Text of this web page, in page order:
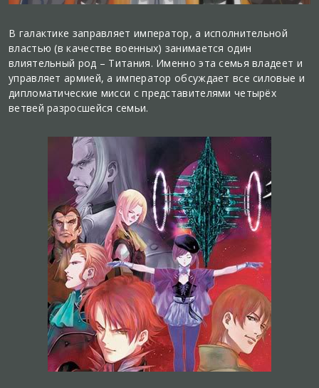
В галактике заправляет император, а исполнительной
властью (в качестве военных) занимается один
влиятельный род – Титания. Именно эта семья владеет и
управляет армией, а император обсуждает все силовые и
дипломатические мисси с представителями четырёх
ветвей разросшейся семьи.